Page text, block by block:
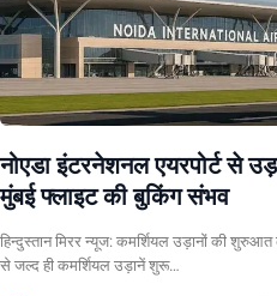
नोएडा इंटरनेशनल एयरपोर्ट से
मुंबई फ्लाइट की बुकिंग संभव
हिन्दुस्तान मिरर न्यूज: कमर्शियल उड़ानों की
से जल्द ही कमर्शियल उड़ानें शुरू…